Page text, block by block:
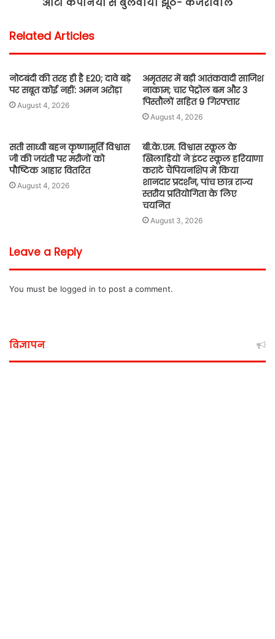
ऑटो कंपनियों से बुलवाया झूठ- केजरीवाल
Related Articles
नोटबंदी की तरह ही है E20; दावे बड़े
पर सबूत कोई नहीं: अमन अरोड़ा
August 4, 2026
अमृतसर में बड़ी आतंकवादी साजिश
नाकाम; चार पेट्रोल बम और 3
पिस्तौलों सहित 9 गिरफ्तार
August 4, 2026
सती साध्वी बहन कृष्णामूर्ति विश्वास
जी की जयंती पर मरीजों को
पौष्टिक आहार वितरित
August 4, 2026
बी.के.एम. विश्वास स्कूल के
खिलाड़ियों ने इंटर स्कूल हरियाणा
कराटे चैंपियनशिप में किया
शानदार प्रदर्शन, पांच छात्र राज्य
स्तरीय प्रतियोगिता के लिए
चयनित
August 3, 2026
Leave a Reply
You must be logged in to post a comment.
विज्ञापन